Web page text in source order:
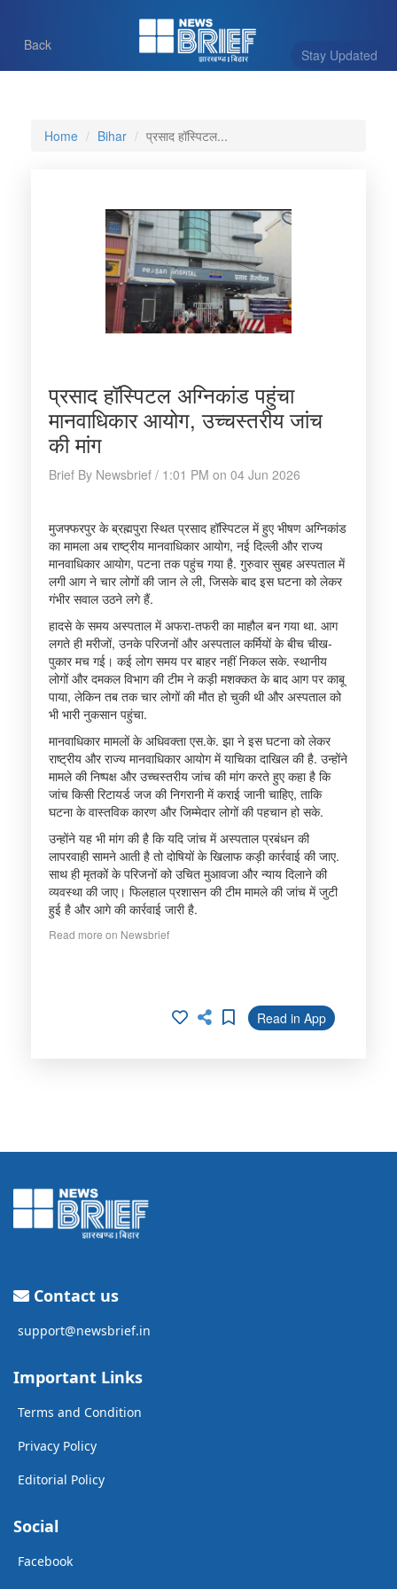
Stay Updated
Back
Home Bihar प्रसाद हॉस्पिटल...
प्रसाद हॉस्पिटल अग्निकांड पहुंचा
मानवाधिकार आयोग, उच्चस्तरीय जांच
की मांग
Brief By Newsbrief / 1:01 PM on 04 Jun 2026
मुजफ्फरपुर के ब्रह्मपुरा स्थित प्रसाद हॉस्पिटल में हुए भीषण अग्निकांड
का मामला अब राष्ट्रीय मानवाधिकार आयोग, नई दिल्ली और राज्य
मानवाधिकार आयोग, पटना तक पहुंच गया है. गुरुवार सुबह अस्पताल में
लगी आग ने चार लोगों की जान ले ली, जिसके बाद इस घटना को लेकर
गंभीर सवाल उठने लगे हैं.
हादसे के समय अस्पताल में अफरा-तफरी का माहौल बन गया था. आग
लगते ही मरीजों, उनके परिजनों और अस्पताल कर्मियों के बीच चीख-
पुकार मच गई। कई लोग समय पर बाहर नहीं निकल सके. स्थानीय
लोगों और दमकल विभाग की टीम ने कड़ी मशक्कत के बाद आग पर काबू
पाया, लेकिन तब तक चार लोगों की मौत हो चुकी थी और अस्पताल को
भी भारी नुकसान पहुंचा.
मानवाधिकार मामलों के अधिवक्ता एस.के. झा ने इस घटना को लेकर
राष्ट्रीय और राज्य मानवाधिकार आयोग में याचिका दाखिल की है. उन्होंने
मामले की निष्पक्ष और उच्चस्तरीय जांच की मांग करते हुए कहा है कि
जांच किसी रिटायर्ड जज की निगरानी में कराई जानी चाहिए, ताकि
घटना के वास्तविक कारण और जिम्मेदार लोगों की पहचान हो सके.
उन्होंने यह भी मांग की है कि यदि जांच में अस्पताल प्रबंधन की
लापरवाही सामने आती है तो दोषियों के खिलाफ कड़ी कार्रवाई की जाए.
साथ ही मृतकों के परिजनों को उचित मुआवजा और न्याय दिलाने की
व्यवस्था की जाए। फिलहाल प्रशासन की टीम मामले की जांच में जुटी
हुई है और आगे की कार्रवाई जारी है.
Read more on Newsbrief
Read in App
Contact us
support@newsbrief.in
Important Links
Terms and Condition
Privacy Policy
Editorial Policy
Social
Facebook